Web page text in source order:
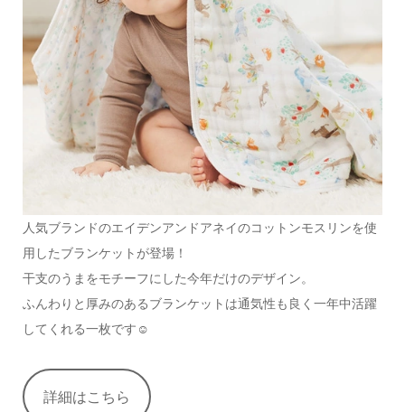
人気ブランドのエイデンアンドアネイのコットンモスリンを使
用したブランケットが登場！
干支のうまをモチーフにした今年だけのデザイン。
ふんわりと厚みのあるブランケットは通気性も良く一年中活躍
してくれる一枚です☺
詳細はこちら